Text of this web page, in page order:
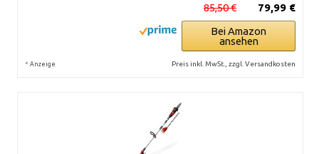
79,99 €
85,50 €
Bei Amazon
ansehen
* Anzeige Preis inkl. MwSt., zzgl. Versandkosten